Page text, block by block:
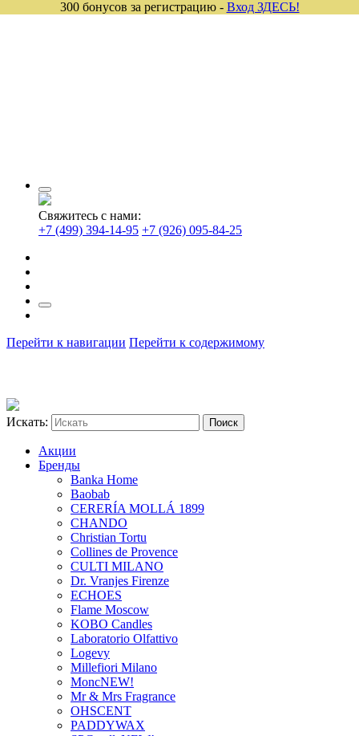
Свяжитесь с нами:
+7 (499) 394-14-95 +7 (926) 095-84-25
Перейти к навигации Перейти к содержимому
Искать:
Акции
Бренды
Banka Home
Baobab
CERERÍA MOLLÁ 1899
CHANDO
Christian Tortu
Collines de Provence
CULTI MILANO
Dr. Vranjes Firenze
ECHOES
Flame Moscow
KOBO Candles
Laboratorio Olfattivo
Logevy
Millefiori Milano
MoncNEW!
Mr & Mrs Fragrance
OHSCENT
PADDYWAX
300 бонусов за регистрацию - Вход ЗДЕСЬ!